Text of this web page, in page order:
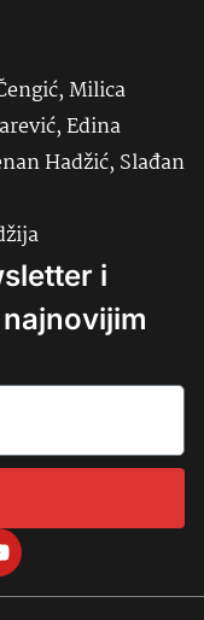
Milica
Edina
Hadžić, Slađan
i